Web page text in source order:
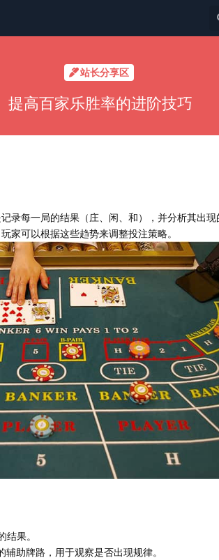
站长分享区
提高百家乐胜率的进阶技巧
录每一局的结果（庄、闲、和），并分析其出
家可以根据这些趋势来调整投注策略。
果。
助牌路，用于观察是否出现规律。